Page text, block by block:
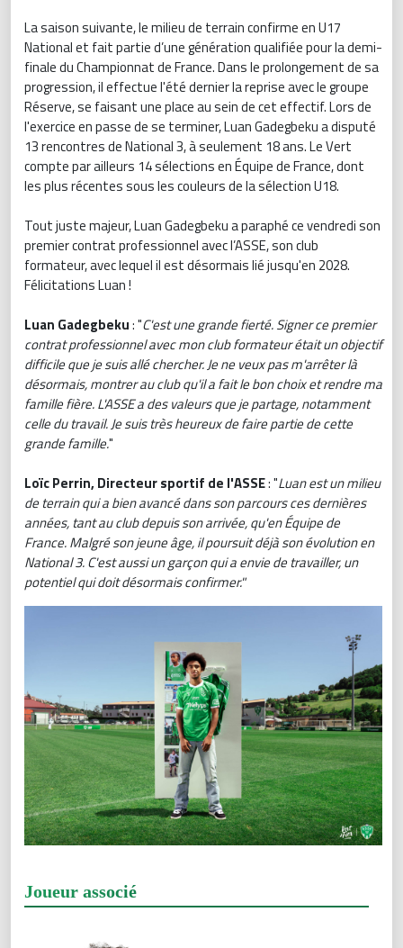
La saison suivante, le milieu de terrain confirme en U17
National et fait partie d’une génération qualifiée pour la demi-
finale du Championnat de France. Dans le prolongement de sa
progression, il effectue l'été dernier la reprise avec le groupe
Réserve, se faisant une place au sein de cet effectif. Lors de
l'exercice en passe de se terminer, Luan Gadegbeku a disputé
13 rencontres de National 3, à seulement 18 ans. Le Vert
compte par ailleurs 14 sélections en Équipe de France, dont
les plus récentes sous les couleurs de la sélection U18.
Tout juste majeur, Luan Gadegbeku a paraphé ce vendredi son
premier contrat professionnel avec l’ASSE, son club
formateur, avec lequel il est désormais lié jusqu'en 2028.
Félicitations Luan !
Luan Gadegbeku: "C'est une grande fierté. Signer ce premier
contrat professionnel avec mon club formateur était un objectif
difficile que je suis allé chercher. Je ne veux pas m'arrêter là
désormais, montrer au club qu'il a fait le bon choix et rendre ma
famille fière. L'ASSE a des valeurs que je partage, notamment
celle du travail. Je suis très heureux de faire partie de cette
grande famille."
Loïc Perrin, Directeur sportif de l'ASSE: "Luan est un milieu
de terrain qui a bien avancé dans son parcours ces dernières
années, tant au club depuis son arrivée, qu'en Équipe de
France. Malgré son jeune âge, il poursuit déjà son évolution en
National 3. C'est aussi un garçon qui a envie de travailler, un
potentiel qui doit désormais confirmer."
Joueur associé